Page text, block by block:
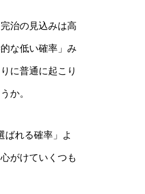
治の見込みは高
な低い確率」み
に普通に起こり
か。
ばれる確率」よ
がけていくつも